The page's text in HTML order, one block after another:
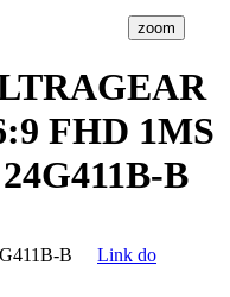
zoom
FHD 1MS
B
B
Link do